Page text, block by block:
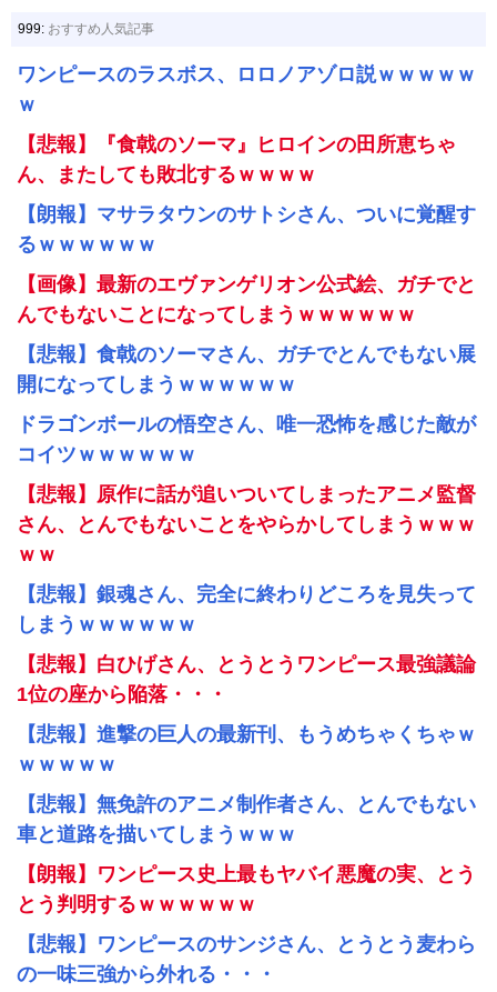
999: おすすめ人気記事
ワンピースのラスボス、ロロノアゾロ説ｗｗｗｗｗ
ｗ
【悲報】『食戟のソーマ』ヒロインの田所恵ちゃ
ん、またしても敗北するｗｗｗｗ
【朗報】マサラタウンのサトシさん、ついに覚醒す
るｗｗｗｗｗｗ
【画像】最新のエヴァンゲリオン公式絵、ガチでと
んでもないことになってしまうｗｗｗｗｗｗ
【悲報】食戟のソーマさん、ガチでとんでもない展
開になってしまうｗｗｗｗｗｗ
ドラゴンボールの悟空さん、唯一恐怖を感じた敵が
コイツｗｗｗｗｗｗ
【悲報】原作に話が追いついてしまったアニメ監督
さん、とんでもないことをやらかしてしまうｗｗｗ
ｗｗ
【悲報】銀魂さん、完全に終わりどころを見失って
しまうｗｗｗｗｗｗ
【悲報】白ひげさん、とうとうワンピース最強議論
1位の座から陥落・・・
【悲報】進撃の巨人の最新刊、もうめちゃくちゃｗ
ｗｗｗｗｗ
【悲報】無免許のアニメ制作者さん、とんでもない
車と道路を描いてしまうｗｗｗ
【朗報】ワンピース史上最もヤバイ悪魔の実、とう
とう判明するｗｗｗｗｗｗ
【悲報】ワンピースのサンジさん、とうとう麦わら
の一味三強から外れる・・・